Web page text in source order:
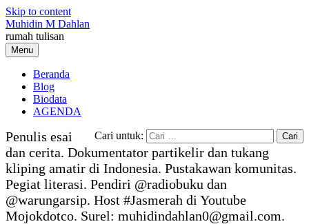
Skip to content
Muhidin M Dahlan
rumah tulisan
Menu
Beranda
Blog
Biodata
AGENDA
Cari untuk:
Penulis esai
dan cerita. Dokumentator partikelir dan tukang
kliping amatir di Indonesia. Pustakawan komunitas.
Pegiat literasi. Pendiri @radiobuku dan
@warungarsip. Host #Jasmerah di Youtube
Mojokdotco. Surel: muhidindahlan0@gmail.com.